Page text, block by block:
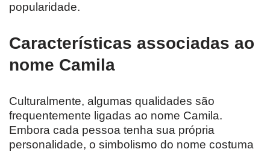
popularidade.
Características associadas ao
nome Camila
Culturalmente, algumas qualidades são
frequentemente ligadas ao nome Camila.
Embora cada pessoa tenha sua própria
personalidade, o simbolismo do nome costuma